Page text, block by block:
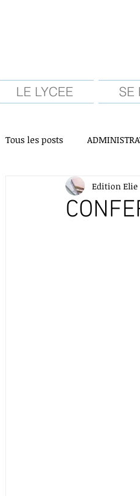
LE LYCEE SE
Tous les posts
ORIENTATION STMG
Edition Elie